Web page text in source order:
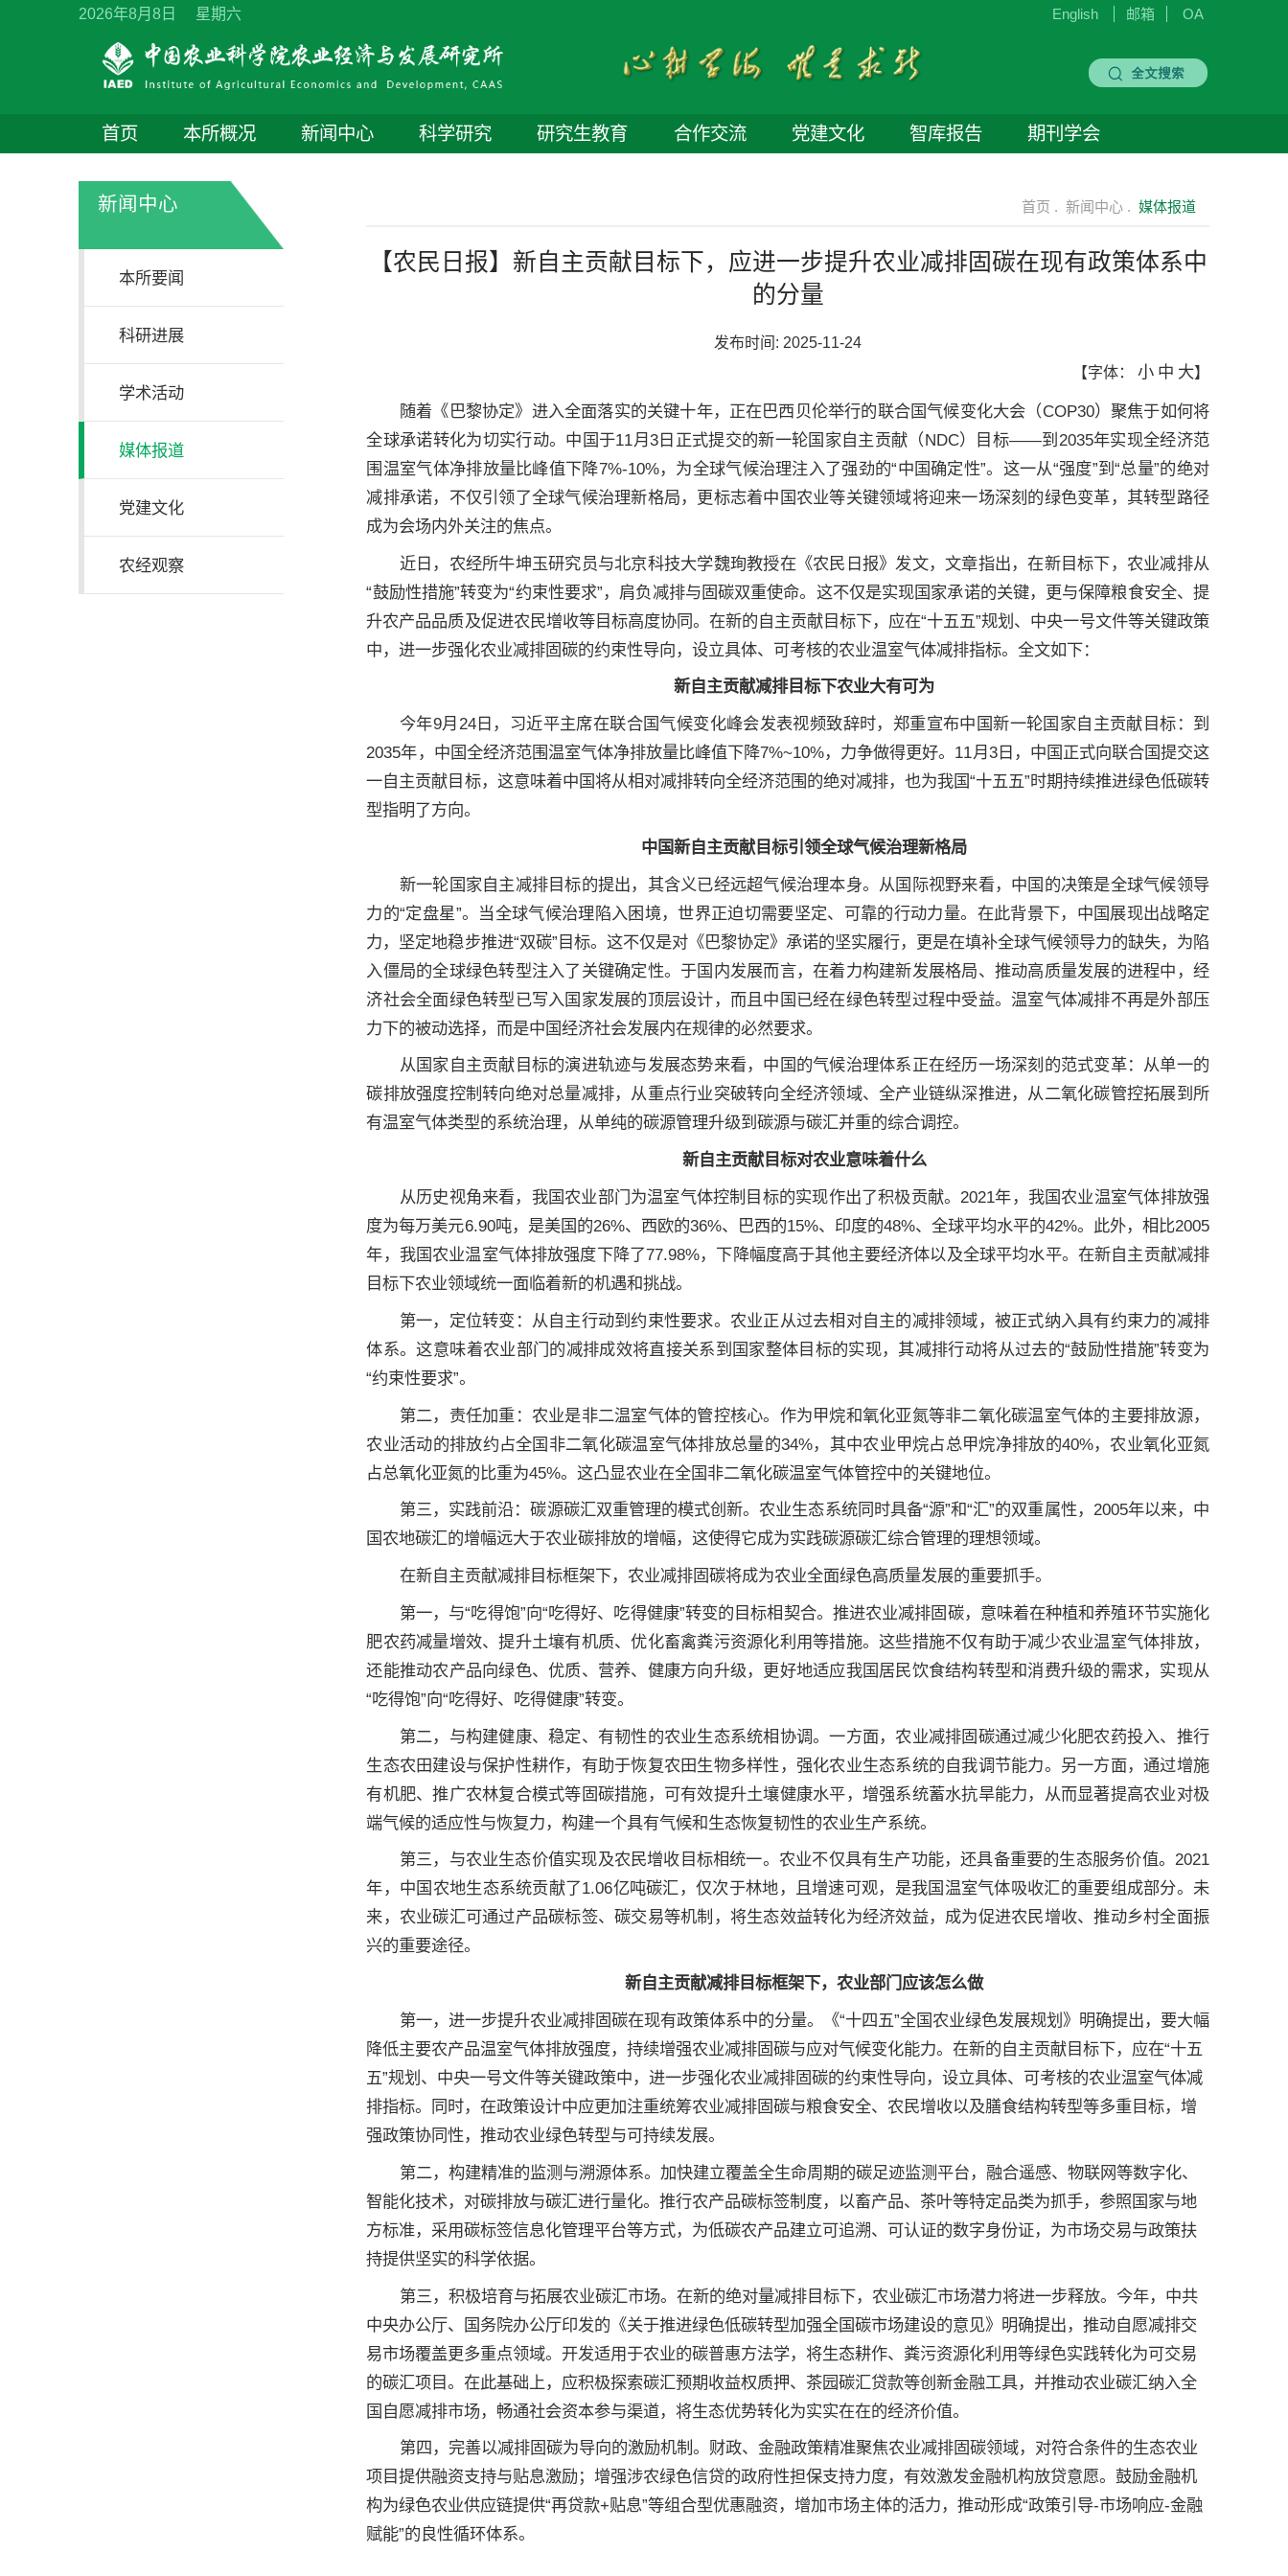
English 邮箱 OA
2026年8月8日 星期六
首页 本所概况 新闻中心 科学研究 研究生教育 合作交流 党建文化 智库报告 期刊学会
新闻中心
本所要闻
科研进展
学术活动
媒体报道
党建文化
农经观察
首页 . 新闻中心 . 媒体报道
【农民日报】新自主贡献目标下，应进一步提升农业减排固碳在现有政策体系中
的分量
发布时间: 2025-11-24
【字体： 小 中 大】
随着《巴黎协定》进入全面落实的关键十年，正在巴西贝伦举行的联合国气候变化大会（COP30）聚焦于如何将
全球承诺转化为切实行动。中国于11月3日正式提交的新一轮国家自主贡献（NDC）目标——到2035年实现全经济范
围温室气体净排放量比峰值下降7%-10%，为全球气候治理注入了强劲的“中国确定性”。这一从“强度”到“总量”的绝对
减排承诺，不仅引领了全球气候治理新格局，更标志着中国农业等关键领域将迎来一场深刻的绿色变革，其转型路径
成为会场内外关注的焦点。
近日，农经所牛坤玉研究员与北京科技大学魏珣教授在《农民日报》发文，文章指出，在新目标下，农业减排从
“鼓励性措施”转变为“约束性要求”，肩负减排与固碳双重使命。这不仅是实现国家承诺的关键，更与保障粮食安全、提
升农产品品质及促进农民增收等目标高度协同。在新的自主贡献目标下，应在“十五五”规划、中央一号文件等关键政策
中，进一步强化农业减排固碳的约束性导向，设立具体、可考核的农业温室气体减排指标。全文如下：
新自主贡献减排目标下农业大有可为
今年9月24日，习近平主席在联合国气候变化峰会发表视频致辞时，郑重宣布中国新一轮国家自主贡献目标：到
2035年，中国全经济范围温室气体净排放量比峰值下降7%~10%，力争做得更好。11月3日，中国正式向联合国提交这
一自主贡献目标，这意味着中国将从相对减排转向全经济范围的绝对减排，也为我国“十五五”时期持续推进绿色低碳转
型指明了方向。
中国新自主贡献目标引领全球气候治理新格局
新一轮国家自主减排目标的提出，其含义已经远超气候治理本身。从国际视野来看，中国的决策是全球气候领导
力的“定盘星”。当全球气候治理陷入困境，世界正迫切需要坚定、可靠的行动力量。在此背景下，中国展现出战略定
力，坚定地稳步推进“双碳”目标。这不仅是对《巴黎协定》承诺的坚实履行，更是在填补全球气候领导力的缺失，为陷
入僵局的全球绿色转型注入了关键确定性。于国内发展而言，在着力构建新发展格局、推动高质量发展的进程中，经
济社会全面绿色转型已写入国家发展的顶层设计，而且中国已经在绿色转型过程中受益。温室气体减排不再是外部压
力下的被动选择，而是中国经济社会发展内在规律的必然要求。
从国家自主贡献目标的演进轨迹与发展态势来看，中国的气候治理体系正在经历一场深刻的范式变革：从单一的
碳排放强度控制转向绝对总量减排，从重点行业突破转向全经济领域、全产业链纵深推进，从二氧化碳管控拓展到所
有温室气体类型的系统治理，从单纯的碳源管理升级到碳源与碳汇并重的综合调控。
新自主贡献目标对农业意味着什么
从历史视角来看，我国农业部门为温室气体控制目标的实现作出了积极贡献。2021年，我国农业温室气体排放强
度为每万美元6.90吨，是美国的26%、西欧的36%、巴西的15%、印度的48%、全球平均水平的42%。此外，相比2005
年，我国农业温室气体排放强度下降了77.98%，下降幅度高于其他主要经济体以及全球平均水平。在新自主贡献减排
目标下农业领域统一面临着新的机遇和挑战。
第一，定位转变：从自主行动到约束性要求。农业正从过去相对自主的减排领域，被正式纳入具有约束力的减排
体系。这意味着农业部门的减排成效将直接关系到国家整体目标的实现，其减排行动将从过去的“鼓励性措施”转变为
“约束性要求”。
第二，责任加重：农业是非二温室气体的管控核心。作为甲烷和氧化亚氮等非二氧化碳温室气体的主要排放源，
农业活动的排放约占全国非二氧化碳温室气体排放总量的34%，其中农业甲烷占总甲烷净排放的40%，农业氧化亚氮
占总氧化亚氮的比重为45%。这凸显农业在全国非二氧化碳温室气体管控中的关键地位。
第三，实践前沿：碳源碳汇双重管理的模式创新。农业生态系统同时具备“源”和“汇”的双重属性，2005年以来，中
国农地碳汇的增幅远大于农业碳排放的增幅，这使得它成为实践碳源碳汇综合管理的理想领域。
在新自主贡献减排目标框架下，农业减排固碳将成为农业全面绿色高质量发展的重要抓手。
第一，与“吃得饱”向“吃得好、吃得健康”转变的目标相契合。推进农业减排固碳，意味着在种植和养殖环节实施化
肥农药减量增效、提升土壤有机质、优化畜禽粪污资源化利用等措施。这些措施不仅有助于减少农业温室气体排放，
还能推动农产品向绿色、优质、营养、健康方向升级，更好地适应我国居民饮食结构转型和消费升级的需求，实现从
“吃得饱”向“吃得好、吃得健康”转变。
第二，与构建健康、稳定、有韧性的农业生态系统相协调。一方面，农业减排固碳通过减少化肥农药投入、推行
生态农田建设与保护性耕作，有助于恢复农田生物多样性，强化农业生态系统的自我调节能力。另一方面，通过增施
有机肥、推广农林复合模式等固碳措施，可有效提升土壤健康水平，增强系统蓄水抗旱能力，从而显著提高农业对极
端气候的适应性与恢复力，构建一个具有气候和生态恢复韧性的农业生产系统。
第三，与农业生态价值实现及农民增收目标相统一。农业不仅具有生产功能，还具备重要的生态服务价值。2021
年，中国农地生态系统贡献了1.06亿吨碳汇，仅次于林地，且增速可观，是我国温室气体吸收汇的重要组成部分。未
来，农业碳汇可通过产品碳标签、碳交易等机制，将生态效益转化为经济效益，成为促进农民增收、推动乡村全面振
兴的重要途径。
新自主贡献减排目标框架下，农业部门应该怎么做
第一，进一步提升农业减排固碳在现有政策体系中的分量。《“十四五”全国农业绿色发展规划》明确提出，要大幅
降低主要农产品温室气体排放强度，持续增强农业减排固碳与应对气候变化能力。在新的自主贡献目标下，应在“十五
五”规划、中央一号文件等关键政策中，进一步强化农业减排固碳的约束性导向，设立具体、可考核的农业温室气体减
排指标。同时，在政策设计中应更加注重统筹农业减排固碳与粮食安全、农民增收以及膳食结构转型等多重目标，增
强政策协同性，推动农业绿色转型与可持续发展。
第二，构建精准的监测与溯源体系。加快建立覆盖全生命周期的碳足迹监测平台，融合遥感、物联网等数字化、
智能化技术，对碳排放与碳汇进行量化。推行农产品碳标签制度，以畜产品、茶叶等特定品类为抓手，参照国家与地
方标准，采用碳标签信息化管理平台等方式，为低碳农产品建立可追溯、可认证的数字身份证，为市场交易与政策扶
持提供坚实的科学依据。
第三，积极培育与拓展农业碳汇市场。在新的绝对量减排目标下，农业碳汇市场潜力将进一步释放。今年，中共
中央办公厅、国务院办公厅印发的《关于推进绿色低碳转型加强全国碳市场建设的意见》明确提出，推动自愿减排交
易市场覆盖更多重点领域。开发适用于农业的碳普惠方法学，将生态耕作、粪污资源化利用等绿色实践转化为可交易
的碳汇项目。在此基础上，应积极探索碳汇预期收益权质押、茶园碳汇贷款等创新金融工具，并推动农业碳汇纳入全
国自愿减排市场，畅通社会资本参与渠道，将生态优势转化为实实在在的经济价值。
第四，完善以减排固碳为导向的激励机制。财政、金融政策精准聚焦农业减排固碳领域，对符合条件的生态农业
项目提供融资支持与贴息激励；增强涉农绿色信贷的政府性担保支持力度，有效激发金融机构放贷意愿。鼓励金融机
构为绿色农业供应链提供“再贷款+贴息”等组合型优惠融资，增加市场主体的活力，推动形成“政策引导-市场响应-金融
赋能”的良性循环体系。